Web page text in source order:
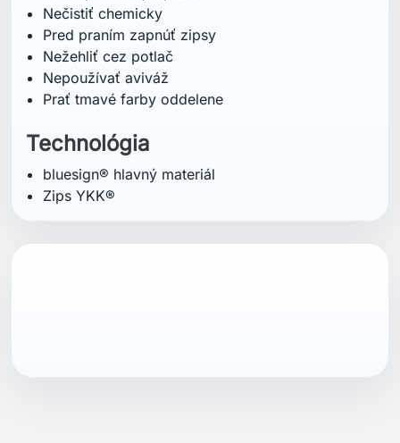
Nečistiť chemicky
Pred praním zapnúť zipsy
Nežehliť cez potlač
Nepoužívať aviváž
Prať tmavé farby oddelene
Technológia
bluesign® hlavný materiál
Zips YKK®